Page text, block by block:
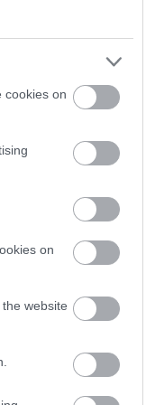
cookies on
on
website
több mint
egy év
az